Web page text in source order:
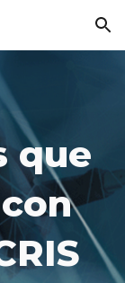
Skip to navigation
que